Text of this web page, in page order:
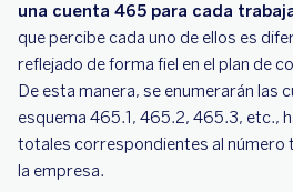
una cuenta 465 para cada
que percibe cada uno de ellos es
reflejado de forma fiel en el plan de
De esta manera, se enumerarán las
esquema 465.1, 465.2, 465.3, etc.,
totales correspondientes al número
la empresa.